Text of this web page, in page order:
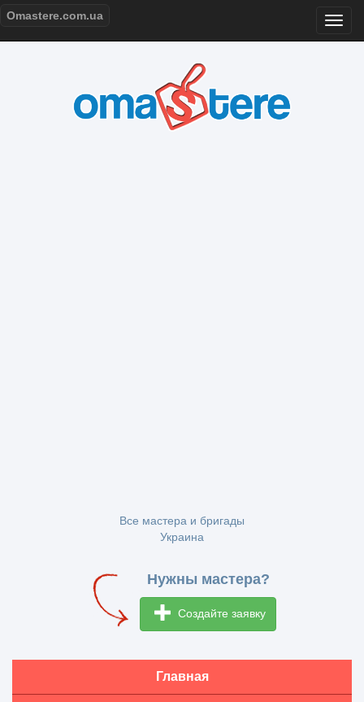
Omastere.com.ua
Все мастера и бригады
Украина
Нужны мастера?
Создайте заявку
Главная